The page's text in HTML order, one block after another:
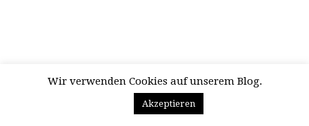
Wir verwenden Cookies auf unserem Blog.
Akzeptieren